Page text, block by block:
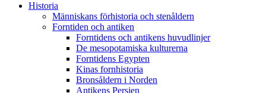
Historia
Människans förhistoria och stenåldern
Forntiden och antiken
Forntidens och antikens huvudlinjer
De mesopotamiska kulturerna
Forntidens Egypten
Kinas fornhistoria
Bronsåldern i Norden
Antikens Persien